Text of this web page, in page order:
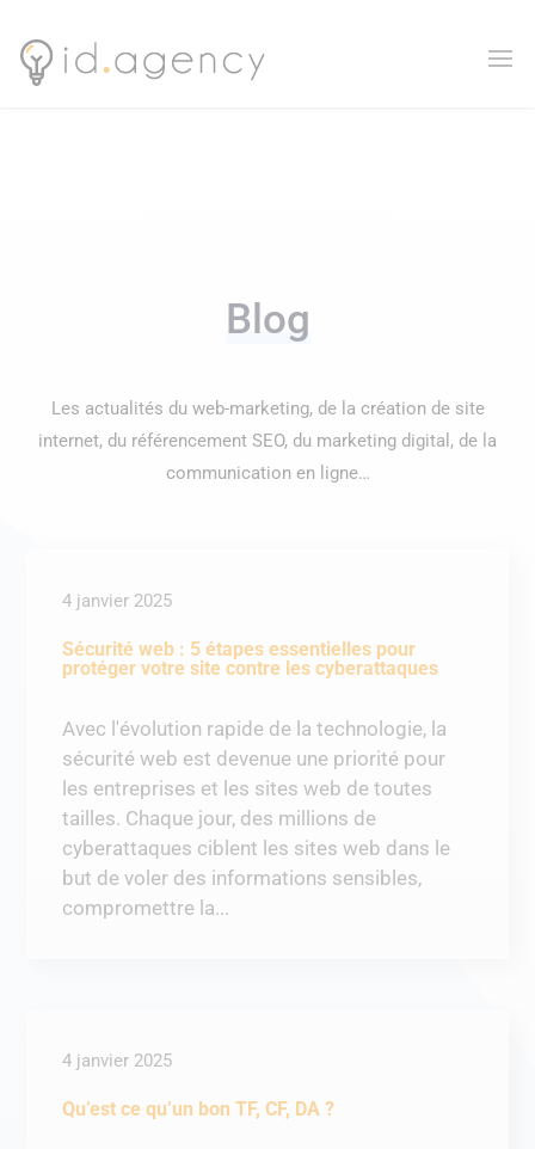
Blog
Les actualités du web-marketing, de la création de site
internet, du référencement SEO, du marketing digital, de la
communication en ligne…
Sécurité web : 5 étapes essentielles pour
protéger votre site contre les cyberattaques
4 janvier 2025
Avec l'évolution rapide de la technologie, la
sécurité web est devenue une priorité pour
les entreprises et les sites web de toutes
tailles. Chaque jour, des millions de
cyberattaques ciblent les sites web dans le
but de voler des informations sensibles,
compromettre la...
Qu’est ce qu’un bon TF, CF, DA ?
4 janvier 2025